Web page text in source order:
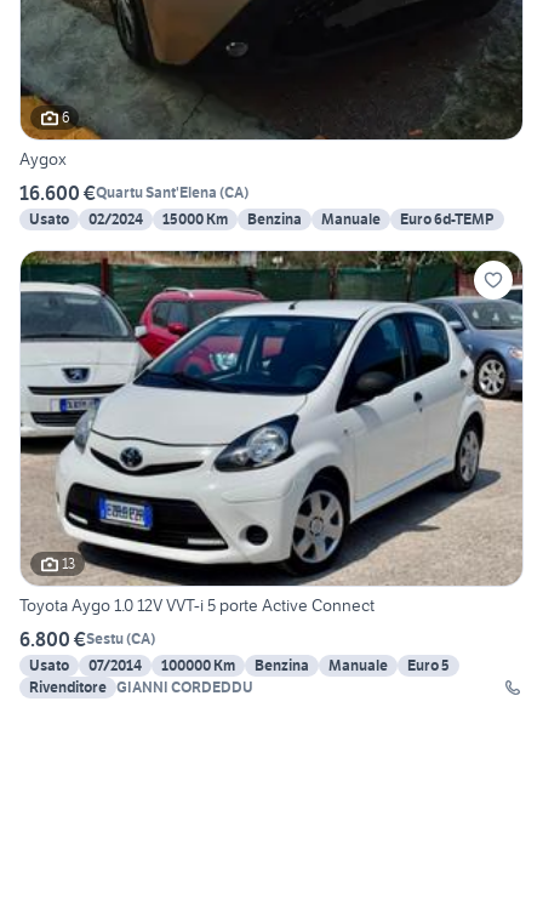
6
Aygox
16.600 €Quartu Sant'Elena (CA)
Usato
02/2024 15000 Km Benzina Manuale Euro 6d-TEMP
13
Toyota Aygo 1.0 12V VVT-i 5 porte Active Connect
6.800 €Sestu(CA)
Usato
07/2014 100000 Km Benzina Manuale
Euro 5
Rivenditore GIANNI CORDEDDU